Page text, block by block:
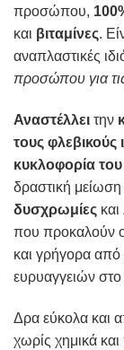
προσώπου,
και βιταμίνες.
αναπλαστικές
προσώπου για
Αναστέλλει την
τους φλεβικούς
κυκλοφορία του
δραστική
δυσχρωμίες και
που προκαλούν
και γρήγορα από
ευρυαγγειών
Δρα εύκολα και
χωρίς χημικά